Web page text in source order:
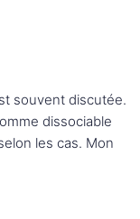
souvent discutée.
dissociable
les cas. Mon